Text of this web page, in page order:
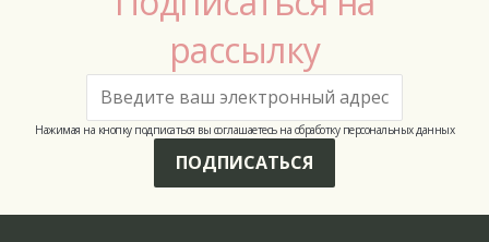
рассылку
Нажимая на кнопку подписаться вы соглашаетесь на обработку персональных данных
ПОДПИСАТЬСЯ